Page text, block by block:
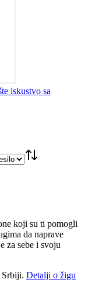
iskustvo sa
koji su ti pomogli
da naprave
za sebe i svoju
Detalji o žigu